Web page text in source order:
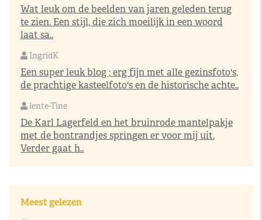
Wat leuk om de beelden van jaren geleden terug
te zien. Een stijl, die zich moeilijk in een woord
laat sa..
IngridK
Een super leuk blog ; erg fijn met alle gezinsfoto's,
de prachtige kasteelfoto's en de historische achte..
lente-Tine
De Karl Lagerfeld en het bruinrode mantelpakje
met de bontrandjes springen er voor mij uit.
Verder gaat h..
Meest gelezen